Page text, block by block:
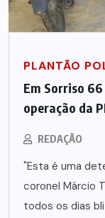
PLANTÃO
Em Sorriso
operação da
REDAÇÃO
"Esta é uma
coronel Márcio
todos os dias